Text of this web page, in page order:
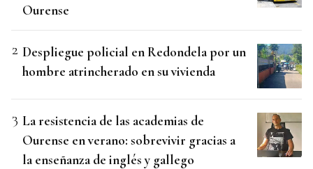
Ourense
Despliegue policial en Redondela por un
hombre atrincherado en su vivienda
La resistencia de las academias de
Ourense en verano: sobrevivir gracias a
la enseñanza de inglés y gallego